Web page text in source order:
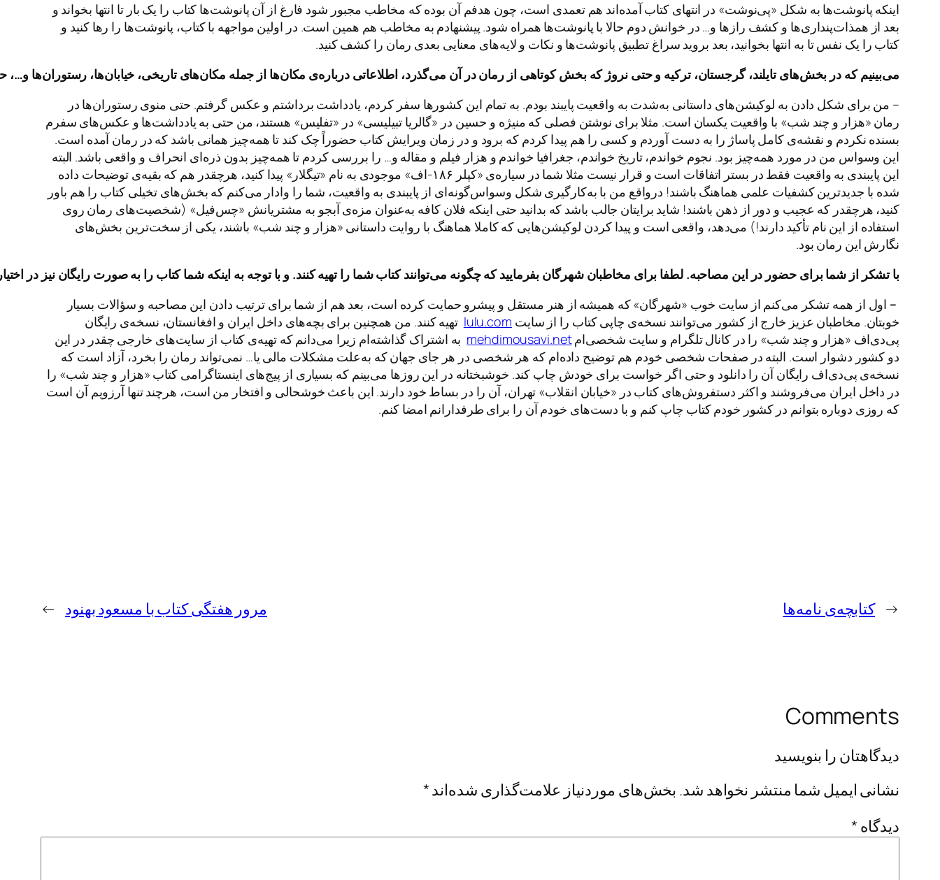
اینکه پانوشت‌ها به شکل «پی‌نوشت» در انتهای کتاب آمده‌اند هم تعمدی است، چون هدفم آن بوده که مخاطب مجبور شود فارغ از آن پانوشت‌ها کتاب را یک بار تا انتها بخواند و
بعد از همذات‌پنداری‌ها و کشف رازها و… در خوانش دوم حالا با پانوشت‌ها همراه شود. پیشنهادم به مخاطب هم همین است. در اولین مواجهه با کتاب، پانوشت‌ها را رها کنید و
کتاب را یک نفس تا به انتها بخوانید، بعد بروید سراغ تطبیق پانوشت‌ها و نکات و لایه‌های معنایی بعدی رمان را کشف کنید.
میبینیم که در بخشهای تایلند، گرجستان، ترکیه وحتی نروژ که بخش کوتاهی از رماندر آن میگذرد، اطلاعاتی دربارهی مکانها از جمله مکانهای تاریخی، خیابانها، رستورانها و…،
– من برای شکل دادن به لوکیشن‌های داستانی به‌شدت به واقعیت پایبند بودم. به تمام این کشورها سفر کردم، یادداشت برداشتم و عکس گرفتم. حتی منوی رستوران‌ها در
رمان «هزار و چند شب» با واقعیت یکسان است. مثلا برای نوشتن فصلی که منیژه و حسین در «گالریا تبیلیسی» در «تفلیس» هستند، من حتی به یادداشت‌ها و عکس‌های سفرم
بسنده نکردم و نقشه‌ی کامل پاساژ را به دست آوردم و کسی را هم پیدا کردم که برود و در زمان ویرایش کتاب حضوراً چک کند تا همه‌چیز همانی باشد که در رمان آمده است.
این وسواس من در مورد همه‌‌چیز بود. نجوم خواندم، تاریخ خواندم، جغرافیا خواندم و هزار فیلم و مقاله و… را بررسی کردم تا همه‌چیز بدون ذره‌ای انحراف و واقعی باشد. البته
این پایبندی به واقعیت فقط در بستر اتفاقات است و قرار نیست مثلا شما در سیاره‌ی «کپلر ۱۸۶-اف» موجودی به نام «تیگلار» پیدا کنید، هرچقدر هم که بقیه‌ی توضیحات داده
شده با جدیدترین کشفیات علمی هماهنگ باشند! درواقع من با به‌کارگیری شکل وسواس‌گونه‌ای از پایبندی به واقعیت، شما را وادار می‌کنم که بخش‌های تخیلی کتاب را هم باور
کنید، هرچقدر که عجیب و دور از ذهن باشند! شاید برایتان جالب باشد که بدانید حتی اینکه فلان کافه به‌عنوان مزه‌ی آبجو به مشتریانش «چس‌فیل» (شخصیت‌های رمان روی
استفاده از این نام تأکید دارند!) می‌دهد، واقعی است و پیدا کردن لوکیشن‌هایی که کاملا هماهنگ با روایت داستانی «هزار و چند شب» باشند، یکی از سخت‌ترین بخش‌های
نگارش این رمان بود.
باتشکر از شمابرای حضور در این مصاحبه.لطفا برای مخاطبان شهرگان بفرمایید کهچگونه میتوانند کتابشما را تهیهکنند. و با توجه به اینکه شماکتاب را بهصورت رایگان نیز در
– اول از همه تشکر می‌کنم از سایت خوب «شهرگان» که همیشه از هنر مستقل و پیشرو حمایت کرده است، بعد هم از شما برای ترتیب دادن این مصاحبه و سؤالات بسیار
خوبتان. مخاطبان عزیز خارج از کشور می‌توانند نسخه‌ی چاپی کتاب را از سایت lulu.com تهیه کنند. من همچنین برای بچه‌های داخل ایران و افغانستان، نسخه‌ی رایگان
پی‌دی‌اف «هزار و چند شب» را در کانال تلگرام و سایت شخصی‌امmehdimousavi.net به اشتراک گذاشته‌ام زیرا می‌دانم که تهیه‌ی کتاب از سایت‌های خارجی چقدر در این
دو کشور دشوار است. البته در صفحات شخصی خودم هم توضیح داده‌ام که هر شخصی در هر جای جهان که به‌علت مشکلات مالی یا… نمی‌تواند رمان را بخرد، آزاد است که
نسخه‌ی پی‌دی‌اف رایگان آن را دانلود و حتی اگر خواست برای خودش چاپ کند. خوشبختانه در این روزها می‌بینم که بسیاری از پیج‌های اینستاگرامی کتاب «هزار و چند شب» را
در داخل ایران می‌فروشند و اکثر دستفروش‌های کتاب در «خیابان انقلاب» تهران، آن را در بساط خود دارند. این باعث خوشحالی و افتخار من است، هرچند تنها آرزویم آن است
که روزی دوباره بتوانم در کشور خودم کتاب چاپ کنم و با دست‌های خودم آن را برای طرفدارانم امضا کنم.
← کتابچه‌ی نامه‌ها مرور هفتگی کتاب با مسعود بهنود →
Comments
دیدگاهتان را بنویسید
نشانی ایمیل شما منتشر نخواهد شد. بخش‌های موردنیاز علامت‌گذاری شده‌اند*
دیدگاه *